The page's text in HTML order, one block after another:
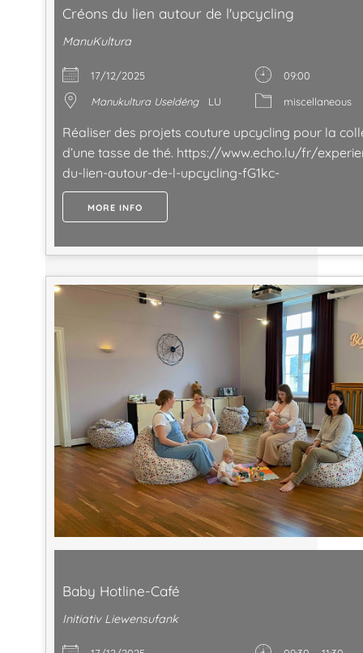
Créons du lien autour de l'upcycling
ManuKultura
17/12/2025
09:00
Manukultura Useldéng
LU miscellaneous
Réaliser des projets couture upcycling pour la
d’une tasse de thé. https://www.echo.lu/fr/
du-lien-autour-de-l-upcycling-fG1kc-
MORE INFO
Baby Hotline-Café
Initiativ Liewensufank